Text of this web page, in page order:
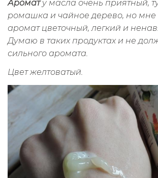
Аромату масла очень приятный,
ромашка и чайное дерево, но мне
аромат цветочный, легкий и
Думаю в таких продуктах и не
сильного аромата.
Цвет желтоватый.